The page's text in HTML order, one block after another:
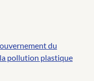
du
pollution plastique